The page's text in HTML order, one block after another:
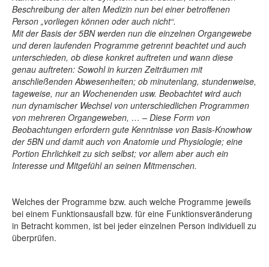
Beschreibung der alten Medizin nun bei einer betroffenen
Person „vorliegen können oder auch nicht“.
Mit der Basis der 5BN werden nun die einzelnen Organgewebe
und deren laufenden Programme getrennt beachtet und auch
unterschieden, ob diese konkret auftreten und wann diese
genau auftreten: Sowohl in kurzen Zeiträumen mit
anschließenden Abwesenheiten; ob minutenlang, stundenweise,
tageweise, nur an Wochenenden usw. Beobachtet wird auch
nun dynamischer Wechsel von unterschiedlichen Programmen
von mehreren Organgeweben, … – Diese Form von
Beobachtungen erfordern gute Kenntnisse von Basis-Knowhow
der 5BN und damit auch von Anatomie und Physiologie; eine
Portion Ehrlichkeit zu sich selbst; vor allem aber auch ein
Interesse und Mitgefühl an seinen Mitmenschen.
Welches der Programme bzw. auch welche Programme jeweils
bei einem Funktionsausfall bzw. für eine Funktionsveränderung
in Betracht kommen, ist bei jeder einzelnen Person individuell zu
überprüfen.